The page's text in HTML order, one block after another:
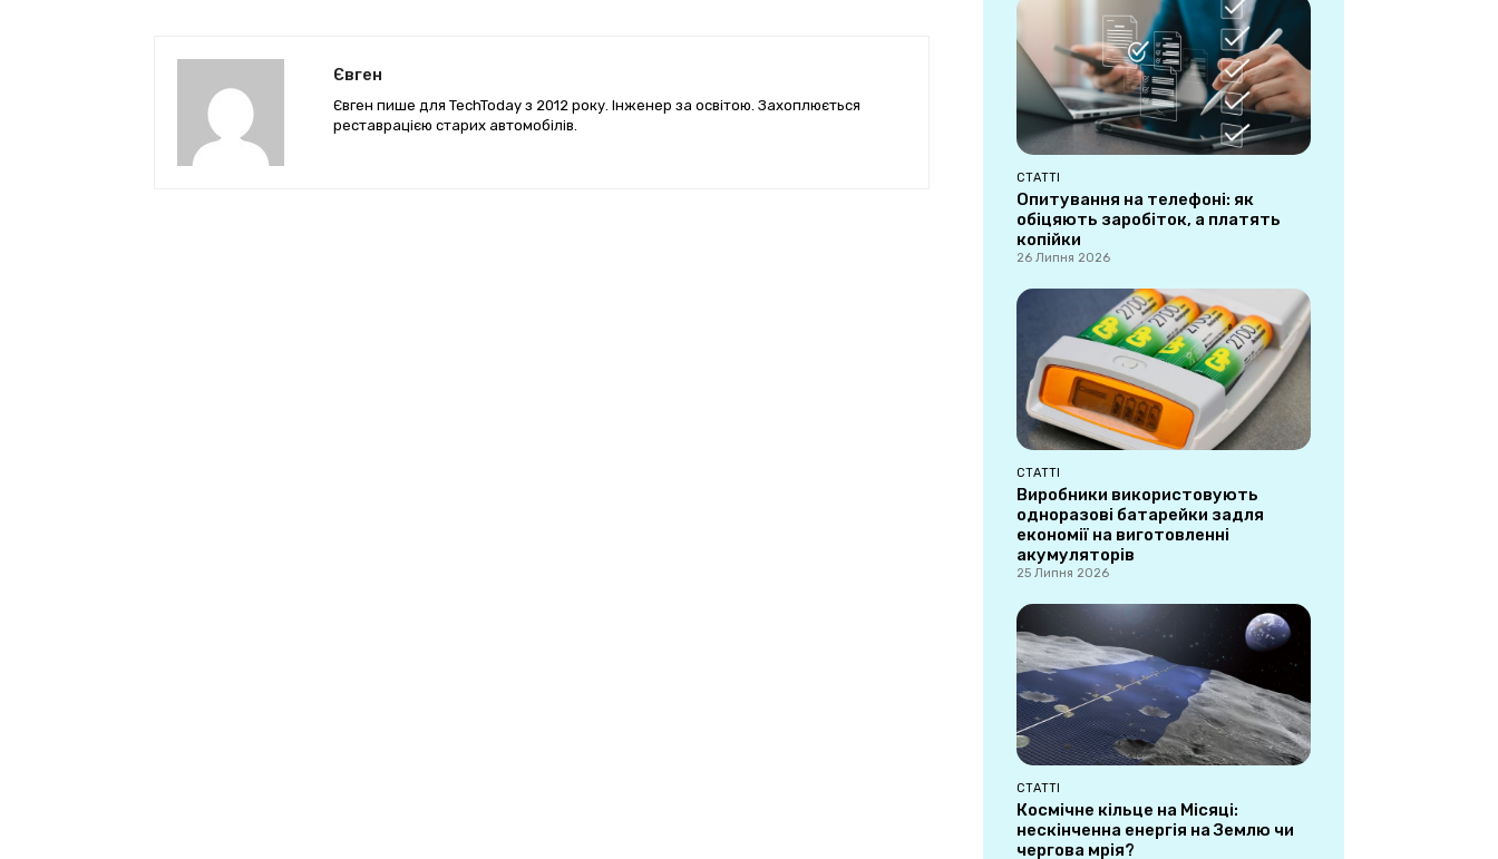
Євген
Євген пише для TechToday з 2012 року. Інженер за освітою. Захоплюється
реставрацією старих автомобілів.
СТАТТІ
Опитування на телефоні: як
обіцяють заробіток, а платять
копійки
26 Липня 2026
СТАТТІ
Виробники використовують
одноразові батарейки задля
економії на виготовленні
акумуляторів
25 Липня 2026
СТАТТІ
Космічне кільце на Місяці:
нескінченна енергія на Землю чи
чергова мрія?